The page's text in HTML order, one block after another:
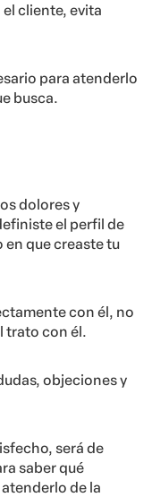
cliente, evita
para atenderlo
busca.
dolores y
el perfil de
en que creaste tu
con él, no
trato con él.
objeciones y
será de
saber qué
de la